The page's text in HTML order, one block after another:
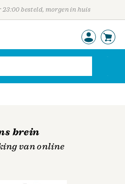
23:00 besteld, morgen in huis
brein
van online